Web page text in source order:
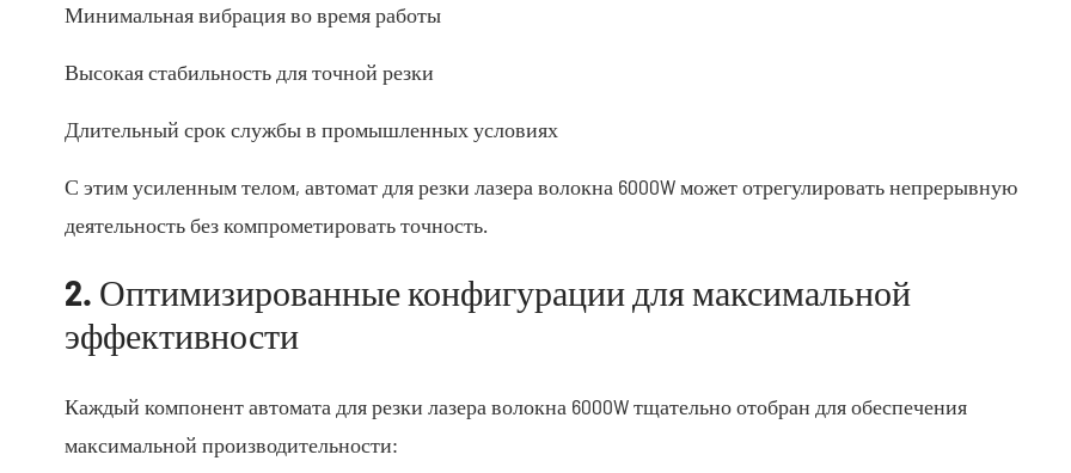
Минимальная вибрация во время работы
Высокая стабильность для точной резки
Длительный срок службы в промышленных условиях
С этим усиленным телом, автомат для резки лазера волокна 6000W может отрегулировать непрерывную
деятельность без компрометировать точность.
2. Оптимизированные конфигурации для максимальной
эффективности
Каждый компонент автомата для резки лазера волокна 6000W тщательно отобран для обеспечения
максимальной производительности: